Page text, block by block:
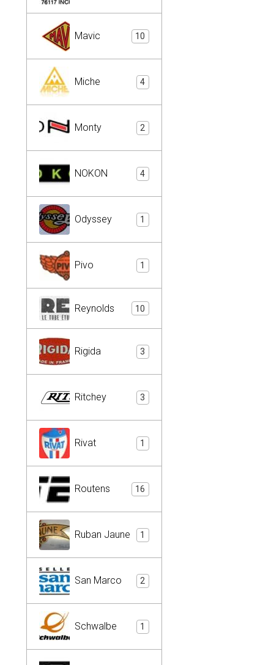
Mavic 10
Miche 4
Monty 2
NOKON 4
Odyssey 1
Pivo 1
Reynolds 10
Rigida 3
Ritchey 3
Rivat 1
Routens 16
Ruban Jaune 1
San Marco 2
Schwalbe 1